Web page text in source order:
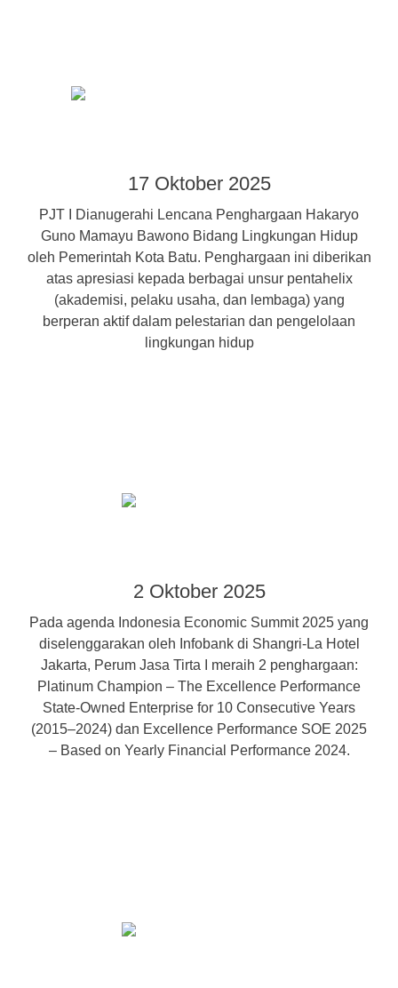
17 Oktober 2025
PJT I Dianugerahi Lencana Penghargaan Hakaryo
Guno Mamayu Bawono Bidang Lingkungan Hidup
oleh Pemerintah Kota Batu. Penghargaan ini diberikan
atas apresiasi kepada berbagai unsur pentahelix
(akademisi, pelaku usaha, dan lembaga) yang
berperan aktif dalam pelestarian dan pengelolaan
lingkungan hidup
2 Oktober 2025
Pada agenda Indonesia Economic Summit 2025 yang
diselenggarakan oleh Infobank di Shangri-La Hotel
Jakarta, Perum Jasa Tirta I meraih 2 penghargaan:
Platinum Champion – The Excellence Performance
State-Owned Enterprise for 10 Consecutive Years
(2015–2024) dan Excellence Performance SOE 2025
– Based on Yearly Financial Performance 2024.